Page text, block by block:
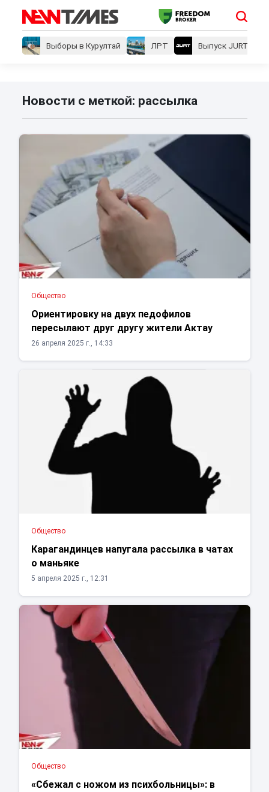
Выборы в Курултай ЛРТ Выпуск JURT
Новости с меткой: рассылка
Общество
Ориентировку на двух педофилов
пересылают друг другу жители Актау
26 апреля 2025 г., 14:33
Общество
Карагандинцев напугала рассылка в чатах
о маньяке
5 апреля 2025 г., 12:31
Общество
«Сбежал с ножом из психбольницы»: в